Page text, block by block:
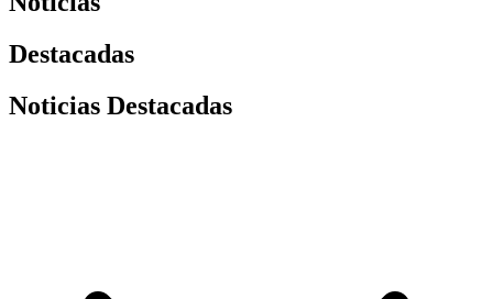
Destacadas
Noticias Destacadas